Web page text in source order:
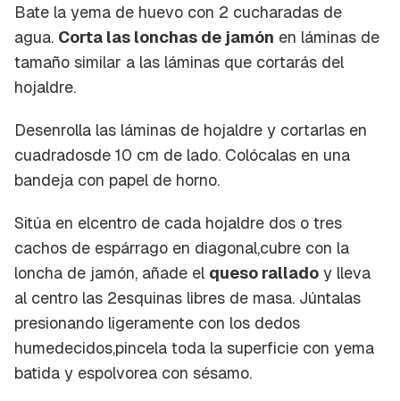
Bate la yema de huevo con 2 cucharadas de
agua. Corta las lonchas de jamón en láminas de
tamaño similar a las láminas que cortarás del
hojaldre.
Desenrolla las láminas de hojaldre y cortarlas en
cuadradosde 10 cm de lado. Colócalas en una
bandeja con papel de horno.
Sitúa en elcentro de cada hojaldre dos o tres
cachos de espárrago en diagonal,cubre con la
loncha de jamón, añade el queso rallado y lleva
al centro las 2esquinas libres de masa. Júntalas
presionando ligeramente con los dedos
humedecidos,pincela toda la superficie con yema
batida y espolvorea con sésamo.